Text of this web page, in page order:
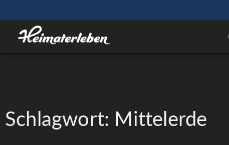
Schlagwort: Mittelerde